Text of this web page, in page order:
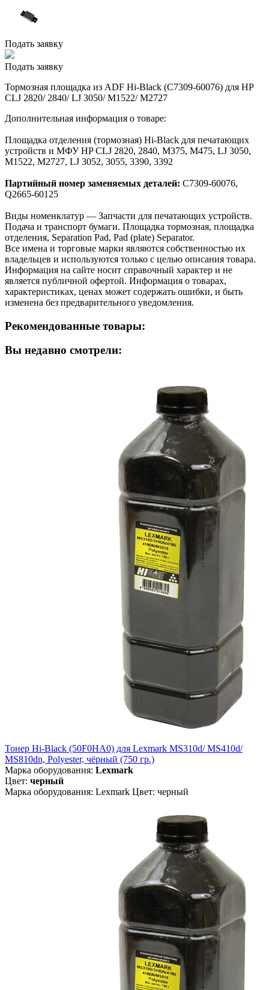
Подать заявку
Подать заявку
Тормозная площадка из ADF Hi-Black (C7309-60076) для HP
CLJ 2820/ 2840/ LJ 3050/ M1522/ M2727
Дополнительная информация о товаре:
Площадка отделения (тормозная) Hi-Black для печатающих
устройств и МФУ HP CLJ 2820, 2840, M375, M475, LJ 3050,
M1522, M2727, LJ 3052, 3055, 3390, 3392
Партийный номер заменяемых деталей: C7309-60076,
Q2665-60125
Виды номенклатур — Запчасти для печатающих устройств.
Подача и транспорт бумаги. Площадка тормозная, площадка
отделения, Separation Pad, Pad (plate) Separator.
Все имена и торговые марки являются собственностью их
владельцев и используются только с целью описания товара.
Информация на сайте носит справочный характер и не
является публичной офертой. Информация о товарах,
характеристиках, ценах может содержать ошибки, и быть
изменена без предварительного уведомления.
Рекомендованные товары:
Вы недавно смотрели:
Тонер Hi-Black (50F0HA0) для Lexmark MS310d/ MS410d/
MS810dn, Polyester, чёрный (750 гр.)
Марка оборудования: Lexmark
Цвет: черный
Марка оборудования: Lexmark Цвет: черный